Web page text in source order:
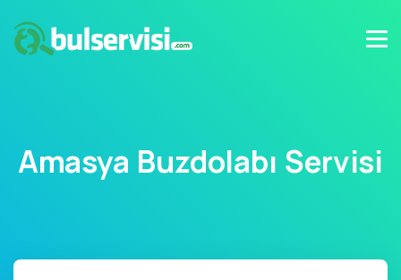
Amasya Buzdolabı Servisi